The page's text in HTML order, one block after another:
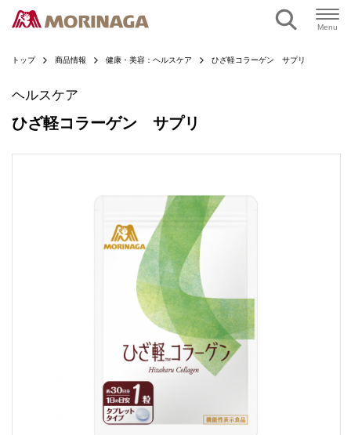
Menu
トップ 商品情報 健康・美容：ヘルスケア ひざ軽コラーゲン サプリ
ヘルスケア
ひざ軽コラーゲン サプリ